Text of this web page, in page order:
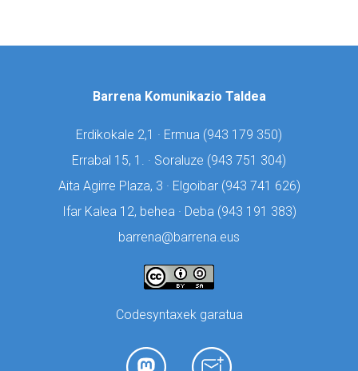
Barrena Komunikazio Taldea
Erdikokale 2,1 · Ermua (943 179 350)
Errabal 15, 1. · Soraluze (943 751 304)
Aita Agirre Plaza, 3 · Elgoibar (943 741 626)
Ifar Kalea 12, behea · Deba (943 191 383)
barrena@barrena.eus
Codesyntaxek garatua